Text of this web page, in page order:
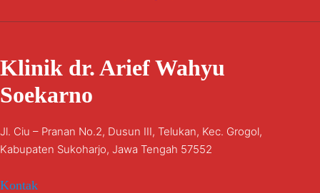
Klinik dr. Arief Wahyu
Soekarno
Jl. Ciu – Pranan No.2, Dusun III, Telukan, Kec. Grogol,
Kabupaten Sukoharjo, Jawa Tengah 57552
Kontak